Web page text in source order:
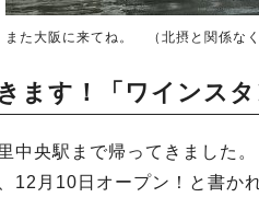
また大阪に来てね。 （北摂と関係な
ます！「ワインスタ
央駅まで帰ってきました。
12月10日オープン！と書か